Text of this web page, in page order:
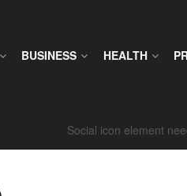
BUSINESS HEALTH
Social icon element